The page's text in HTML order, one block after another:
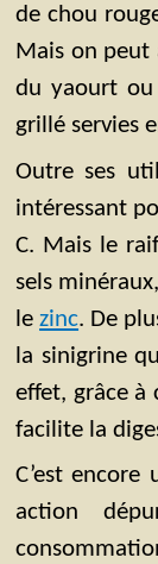
de chou
Mais on peut
du yaourt ou
grillé servies
Outre ses
intéressant
C. Mais le
sels
lezinc. De
la sinigrine
effet, grâce à
facilite la
C’est
action